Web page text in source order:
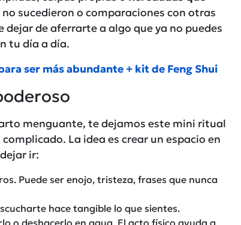
sucedieron o comparaciones con otras
de aferrarte a algo que ya no puedes
tu día a día.
ser más abundante + kit de Feng Shui
menguante, te dejamos este mini ritual
La idea es crear un espacio en
ir:
Puede ser enojo, tristeza, frases que nunca
hace tangible lo que sientes.
o deshacerlo en agua. El acto físico ayuda a